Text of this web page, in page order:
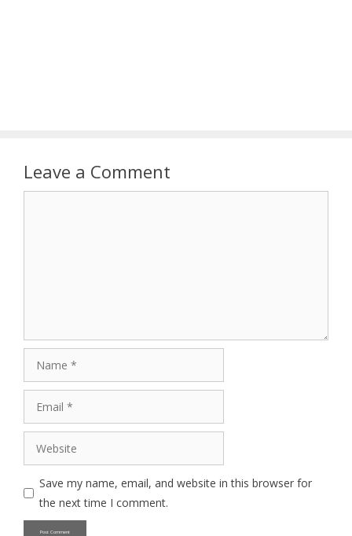
Leave a Comment
Website
Save my name, email, and website in this browser for
the next time I comment.